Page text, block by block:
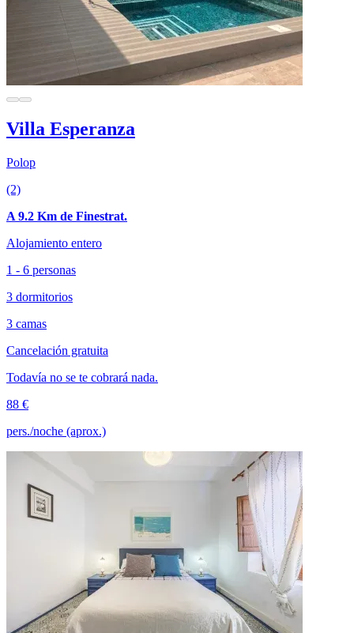
Villa Esperanza
Polop
(2)
A 9.2 Km de Finestrat.
Alojamiento entero
1 - 6 personas
3 dormitorios
3 camas
Cancelación gratuita
Todavía no se te cobrará nada.
88 €
pers./noche (aprox.)